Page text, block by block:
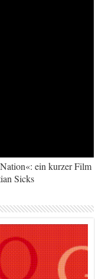
ein kurzer Film
Sicks